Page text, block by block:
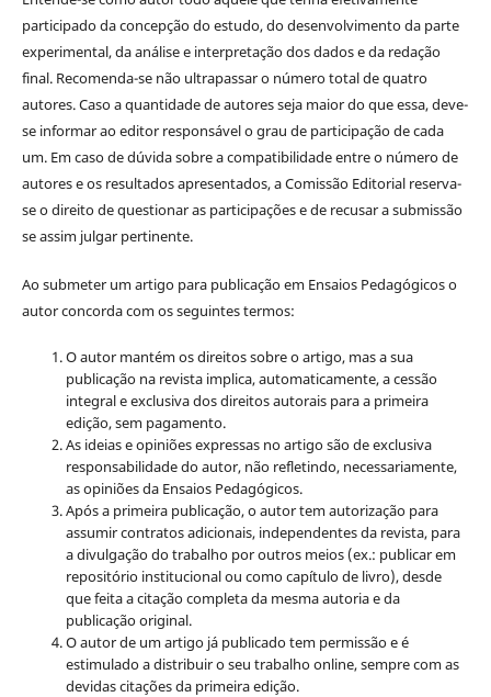
participado da concepção do estudo, do desenvolvimento da parte
experimental, da análise e interpretação dos dados e da redação
final. Recomenda-se não ultrapassar o número total de quatro
autores. Caso a quantidade de autores seja maior do que essa, deve-
se informar ao editor responsável o grau de participação de cada
um. Em caso de dúvida sobre a compatibilidade entre o número de
autores e os resultados apresentados, a Comissão Editorial reserva-
se o direito de questionar as participações e de recusar a submissão
se assim julgar pertinente.
Ao submeter um artigo para publicação em Ensaios Pedagógicos o
autor concorda com os seguintes termos:
O autor mantém os direitos sobre o artigo, mas a sua
publicação na revista implica, automaticamente, a cessão
integral e exclusiva dos direitos autorais para a primeira
edição, sem pagamento.
As ideias e opiniões expressas no artigo são de exclusiva
responsabilidade do autor, não refletindo, necessariamente,
as opiniões da Ensaios Pedagógicos.
Após a primeira publicação, o autor tem autorização para
assumir contratos adicionais, independentes da revista, para
a divulgação do trabalho por outros meios (ex.: publicar em
repositório institucional ou como capítulo de livro), desde
que feita a citação completa da mesma autoria e da
publicação original.
O autor de um artigo já publicado tem permissão e é
estimulado a distribuir o seu trabalho online, sempre com as
devidas citações da primeira edição.